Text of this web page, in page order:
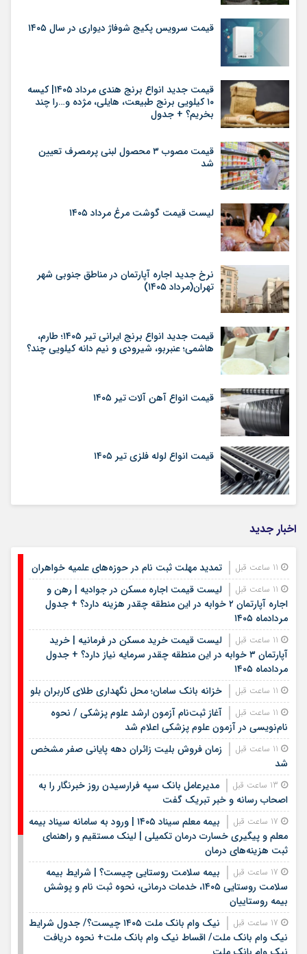
قیمت سرویس پکیج شوفاژ دیواری در سال ۱۴۰۵
قیمت جدید انواع برنج هندی مرداد ۱۴۰۵| کیسه
۱۰ کیلویی برنج طبیعت، هایلی، مژده و…را چند
بخریم؟ + جدول
قیمت مصوب ۳ محصول لبنی پرمصرف تعیین
شد
لیست قیمت گوشت مرغ مرداد ۱۴۰۵
نرخ جدید اجاره آپارتمان در مناطق جنوبی شهر
تهران(مرداد ۱۴۰۵)
قیمت جدید انواع برنج ایرانی تیر ۱۴۰۵؛ طارم،
هاشمی؛ عنبربو، شیرودی و نیم دانه کیلویی چند؟
قیمت انواع آهن آلات تیر ۱۴۰۵
قیمت انواع لوله فلزی تیر ۱۴۰۵
اخبار جدید
تمدید مهلت ثبت نام در حوزه‌های علمیه خواهران
لیست قیمت اجاره مسکن در جوادیه | رهن و
اجاره آپارتمان ۲ خوابه در این منطقه چقدر هزینه دارد؟ + جدول
مردادماه ۱۴۰۵
لیست قیمت خرید مسکن در فرمانیه | خرید
آپارتمان ۳ خوابه در این منطقه چقدر سرمایه نیاز دارد؟ + جدول
مردادماه ۱۴۰۵
خزانه بانک سامان؛ محل نگهداری طلای کاربران بلو
آغاز ثبت‌نام آزمون ارشد علوم پزشکی / نحوه
نام‌نویسی در آزمون علوم پزشکی اعلام شد
زمان فروش بلیت زائران دهه پایانی صفر مشخص
شد
مدیرعامل بانک سپه فرارسیدن روز خبرنگار را به
اصحاب رسانه و خبر تبریک گفت
بیمه معلم سیناد ۱۴۰۵ | ورود به سامانه سیناد بیمه
معلم و پیگیری خسارت درمان تکمیلی | لینک مستقیم و راهنمای
ثبت هزینه‌های درمان
بیمه سلامت روستایی چیست؟ | شرایط بیمه
سلامت روستایی ۱۴۰۵، خدمات درمانی، نحوه ثبت نام و پوشش
بیمه روستاییان
نیک وام بانک ملت ۱۴۰۵ چیست؟/ جدول شرایط
نیک وام بانک ملت/ اقساط نیک وام بانک ملت+ نحوه دریافت